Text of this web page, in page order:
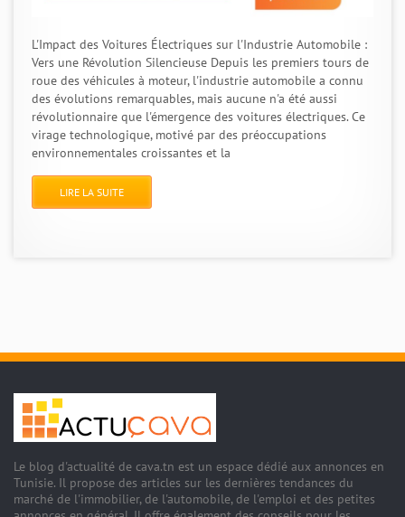
L'Impact des Voitures Électriques sur l'Industrie Automobile :
Vers une Révolution Silencieuse Depuis les premiers tours de
roue des véhicules à moteur, l'industrie automobile a connu
des évolutions remarquables, mais aucune n'a été aussi
révolutionnaire que l'émergence des voitures électriques. Ce
virage technologique, motivé par des préoccupations
environnementales croissantes et la
LIRE LA SUITE
Le blog d'actualité de cava.tn est un espace dédié aux annonces en
Tunisie. Il propose des articles sur les dernières tendances du
marché de l'immobilier, de l'automobile, de l'emploi et des petites